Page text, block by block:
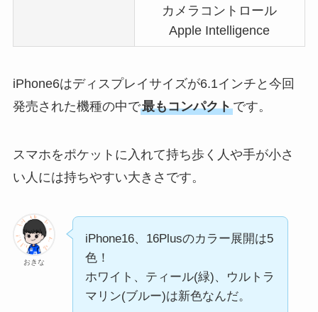
カメラコントロール
Apple Intelligence
iPhone6はディスプレイサイズが6.1インチと今回
発売された機種の中で最もコンパクトです。
スマホをポケットに入れて持ち歩く人や手が小さ
い人には持ちやすい大きさです。
おきな
iPhone16、16Plusのカラー展開は5
色！
ホワイト、ティール(緑)、ウルトラ
マリン(ブルー)は新色なんだ。